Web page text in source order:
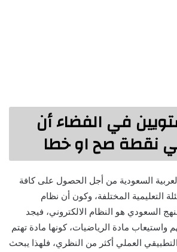
في الفضاء أن
نقطة صح او خطا
السعودية من أجل الحصول على كافة
التعليمية المختلفة، وكون أن نظام
السعودي هو النظام الالكتروني، فيجد
واستيعاب مادة الرياضيات، كونها مادة تهتم
العملي أكثر من النظري، فلهذا يبحث